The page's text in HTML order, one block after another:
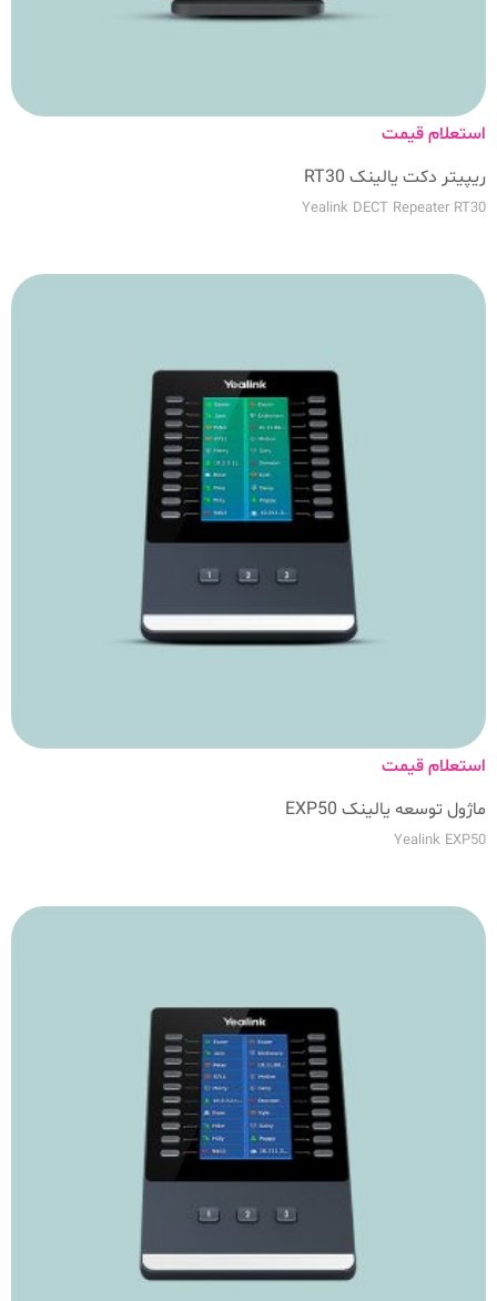
استعلام قیمت
ریپیتر دکت یالینک RT30
Yealink DECT Repeater RT30
استعلام قیمت
ماژول توسعه یالینک EXP50
Yealink EXP50